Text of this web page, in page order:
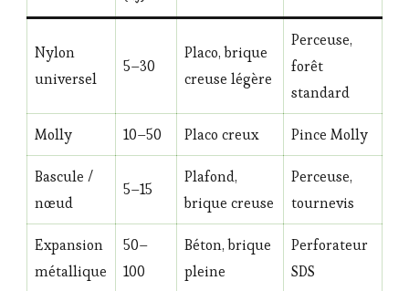
Nylon
universel
5–30
Placo, brique
creuse légère
Perceuse,
forêt
standard
Molly 10–50 Placo creux Pince Molly
Bascule /
nœud
5–15
Plafond,
brique creuse
Perceuse,
tournevis
Expansion
métallique
50–
100
Béton, brique
pleine
Perforateur
SDS